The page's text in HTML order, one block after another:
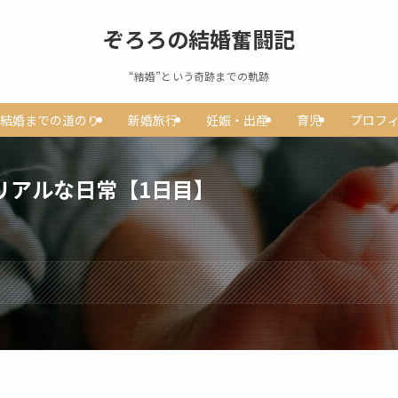
ぞろろの結婚奮闘記
“結婚”という奇跡までの軌跡
結婚までの道のり 新婚旅行 妊娠・出産 育児 プロフ
アルな日常【1日目】